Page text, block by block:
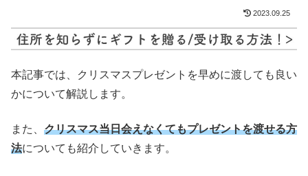
2023.09.25
本記事では、クリスマスプレゼントを早めに渡しても良い
かについて解説します。
また、 クリスマス当日会えなくてもプレゼントを渡せる方
法についても紹介していきます。